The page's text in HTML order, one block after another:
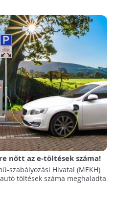
nőtt az e-töltések száma!
szabályozási Hivatal (MEKH)
töltések száma meghaladta